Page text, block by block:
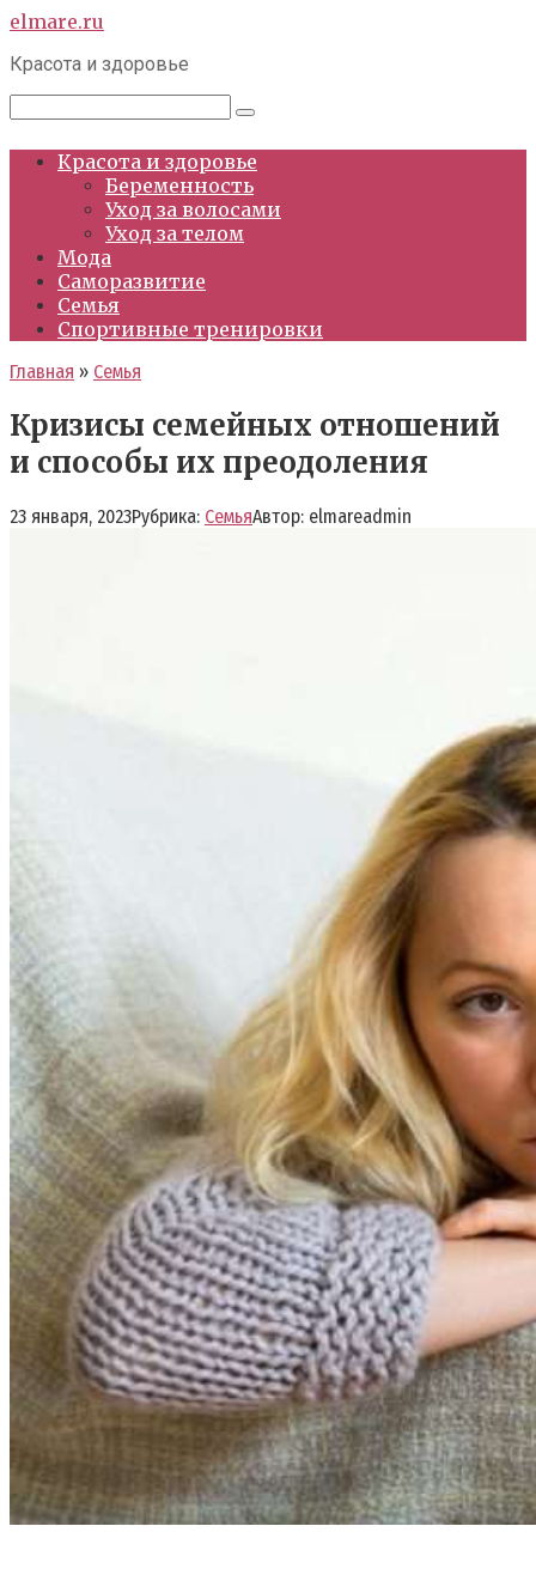
Перейти
контенту
elmare.ru
Красота и здоровье
Красота и здоровье
Беременность
Уход за волосами
Уход за телом
Мода
Саморазвитие
Семья
Спортивные тренировки
Главная » Семья
Кризисы семейных отношений
и способы их преодоления
23 января, 2023Рубрика: СемьяАвтор: elmareadmin